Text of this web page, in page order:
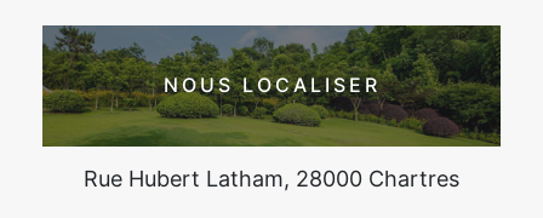
NOUS LOCALISER
Rue Hubert Latham, 28000 Chartres